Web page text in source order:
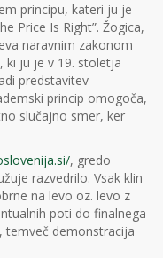
principu, kateri ju je
Price Is Right”. Žogica,
naravnim zakonom
ki ju je v 19. stoletja
predstavitev
princip omogoča,
slučajno smer, ker
, gredo
razvedrilo. Vsak klin
na levo oz. levo z
poti do finalnega
temveč demonstracija